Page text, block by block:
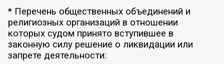
* Перечень общественных объединений и
религиозных организаций в отношении
которых судом принято вступившее в
законную силу решение о ликвидации или
запрете деятельности: